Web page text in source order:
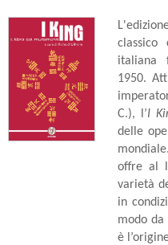
italiana
1950.
C.), l’I
delle
offre al
varietà
in
modo
è